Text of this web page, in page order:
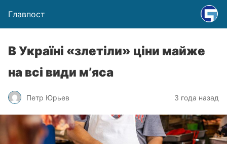
Главпост
В Україні «злетіли» ціни майже
на всі види мʼяса
Петр Юрьев 3 года назад